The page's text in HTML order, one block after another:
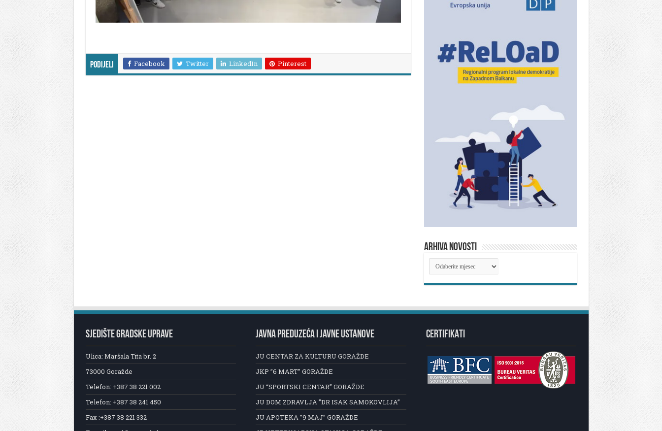
Podijeli Facebook Twitter LinkedIn Pinterest
ARHIVA NOVOSTI
ARHIVA
NOVOSTI
SJEDIŠTE GRADSKE UPRAVE
Ulica: Maršala Tita br. 2
73000 Goražde
Telefon: +387 38 221 002
Telefon: +387 38 241 450
Fax :+387 38 221 332
JAVNA PREDUZEĆA I JAVNE USTANOVE
JU CENTAR ZA KULTURU GORAŽDE
JKP ”6 MART” GORAŽDE
JU “SPORTSKI CENTAR” GORAŽDE
JU DOM ZDRAVLJA ”DR ISAK SAMOKOVLIJA”
JU APOTEKA ”9 MAJ” GORAŽDE
CERTIFIKATI